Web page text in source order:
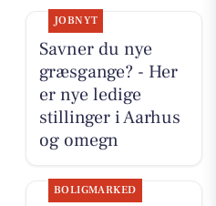
JOBNYT
Savner du nye
græsgange? - Her
er nye ledige
stillinger i Aarhus
og omegn
BOLIGMARKED